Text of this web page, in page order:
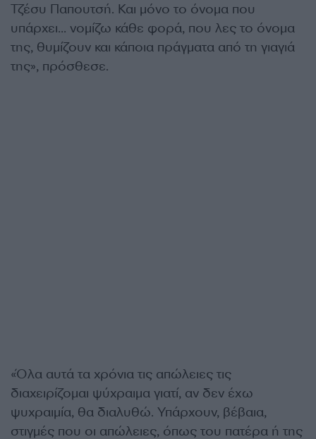
Τζέσυ Παπουτσή. Και μόνο το όνομα που
υπάρχει… νομίζω κάθε φορά, που λες το όνομα
της, θυμίζουν και κάποια πράγματα από τη γιαγιά
της», πρόσθεσε.
«Όλα αυτά τα χρόνια τις απώλειες τις
διαχειρίζομαι ψύχραιμα γιατί, αν δεν έχω
ψυχραιμία, θα διαλυθώ. Υπάρχουν, βέβαια,
στιγμές που οι απώλειες, όπως του πατέρα ή της